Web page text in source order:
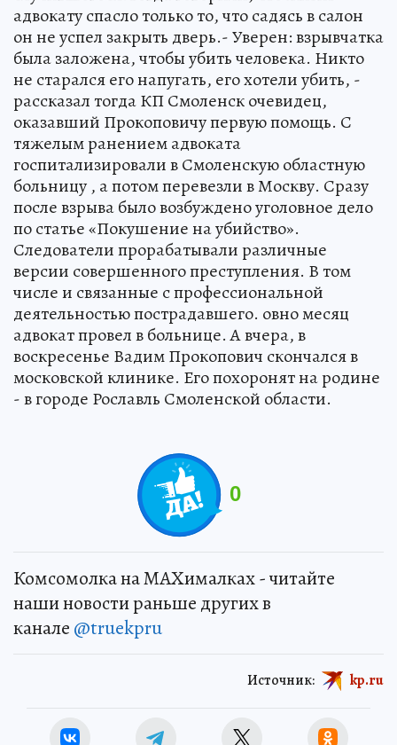
адвокату спасло только то, что садясь в салон
он не успел закрыть дверь.- Уверен: взрывчатка
была заложена, чтобы убить человека. Никто
не старался его напугать, его хотели убить, -
рассказал тогда КП Смоленск очевидец,
оказавший Прокоповичу первую помощь. С
тяжелым ранением адвоката
госпитализировали в Смоленскую областную
больницу , а потом перевезли в Москву. Сразу
после взрыва было возбуждено уголовное дело
по статье «Покушение на убийство».
Следователи прорабатывали различные
версии совершенного преступления. В том
числе и связанные с профессиональной
деятельностью пострадавшего. овно месяц
адвокат провел в больнице. А вчера, в
воскресенье Вадим Прокопович скончался в
московской клинике. Его похоронят на родине
- в городе Рославль Смоленской области.
0
Комсомолка на MAXималках - читайте
наши новости раньше других в
канале @truekpru
Источник: kp.ru